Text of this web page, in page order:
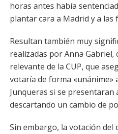
horas antes había
plantar cara a Madrid y a las
Resultan también muy
realizadas por Anna
relevante de la CUP, que
votaría de forma «unánime»
Junqueras si se presentaran
descartando un cambio de
Sin embargo, la votación del